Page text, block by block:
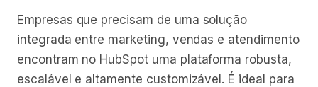
Empresas que precisam de uma solução
integrada entre marketing, vendas e atendimento
encontram no HubSpot uma plataforma robusta,
escalável e altamente customizável. É ideal para